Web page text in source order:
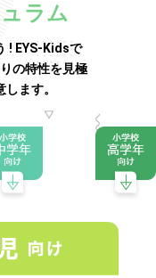
ラム
! EYS-Kidsで
の特性を見極
ます。